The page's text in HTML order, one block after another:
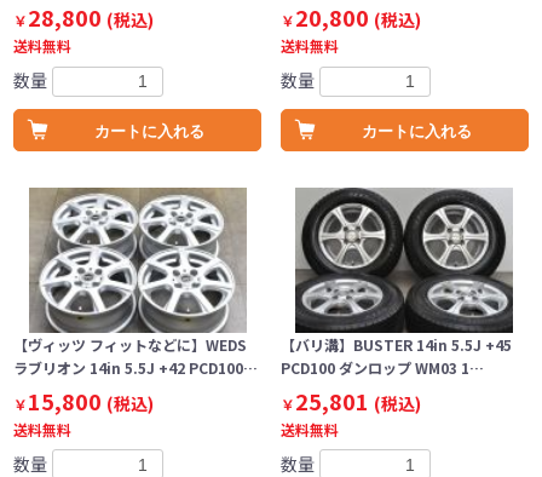
￥28,800 (税込)
送料無料
数量
カートに入れる
￥20,800 (税込)
送料無料
数量
カートに入れる
【ヴィッツ フィットなどに】WEDS
ラブリオン 14in 5.5J +42 PCD100…
￥15,800 (税込)
送料無料
数量
【バリ溝】BUSTER 14in 5.5J +45
PCD100 ダンロップ WM03 1…
￥25,801 (税込)
送料無料
数量